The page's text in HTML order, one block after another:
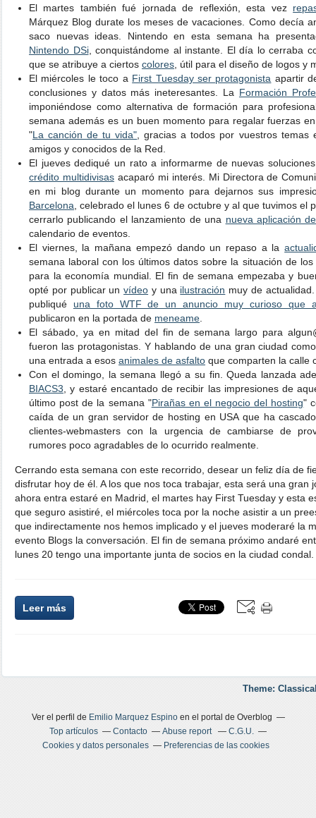
El martes también fué jornada de reflexión, esta vez
Márquez Blog durate los meses de vacaciones. Como decía
saco nuevas ideas. Nintendo en esta semana ha
Nintendo DSi, conquistándome al instante. El día lo cerraba
que se atribuye a ciertos colores , útil para el diseño de logos y
El miércoles le toco a First Tuesday ser protagonista apartir
conclusiones y datos más ineteresantes. La Formación
imponiéndose como alternativa de formación para
semana además es un buen momento para regalar fuerzas
"La canción de tu vida" , gracias a todos por vuestros
amigos y conocidos de la Red.
El jueves dediqué un rato a informarme de nuevas
crédito multidivisasacaparó mi interés. Mi Directora de
en mi blog durante un momento para dejarnos sus
Barcelona , celebrado el lunes 6 de octubre y al que tuvimos el
cerrarlo publicando el lanzamiento de una nueva aplicación
calendario de eventos.
El viernes, la mañana empezó dando un repaso a la
semana laboral con los últimos datos sobre la situación de
para la economía mundial. El fin de semana empezaba y
opté por publicar unvídeo y una ilustración muy de
publiqué una foto WTF de un anuncio muy curioso que
publicaron en la portada de meneame
El sábado, ya en mitad del fin de semana largo para
fueron las protagonistas. Y hablando de una gran ciudad
una entrada a esos animales de asfalto que comparten la calle
Con el domingo, la semana llegó a su fin. Queda lanzada
BIACS3 , y estaré encantado de recibir las impresiones de
último post de la semana "Pirañas en el negocio del hosting"
caída de un gran servidor de hosting en USA que ha
clientes-webmasters con la urgencia de cambiarse de
rumores poco agradables de lo ocurrido realmente.
Cerrando esta semana con este recorrido, desear un feliz día de
disfrutar hoy de él. A los que nos toca trabajar, esta será una gran
ahora entra estaré en Madrid, el martes hay First Tuesday y esta
que seguro asistiré, el miércoles toca por la noche asistir a un
que indirectamente nos hemos implicado y el jueves moderaré la
evento Blogs la conversación. El fin de semana próximo andaré
lunes 20 tengo una importante junta de socios en la ciudad condal.
Leer más
Theme:
Ver el perfil de Emilio Marquez Espinoen el portal de Overblog
Top artículos
Contacto Abuse report
C.G.U.
Cookies y datos personales
Preferencias de las cookies